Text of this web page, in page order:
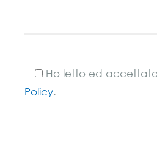
Ho letto ed
Policy.